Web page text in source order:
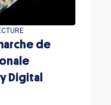
de
Digital